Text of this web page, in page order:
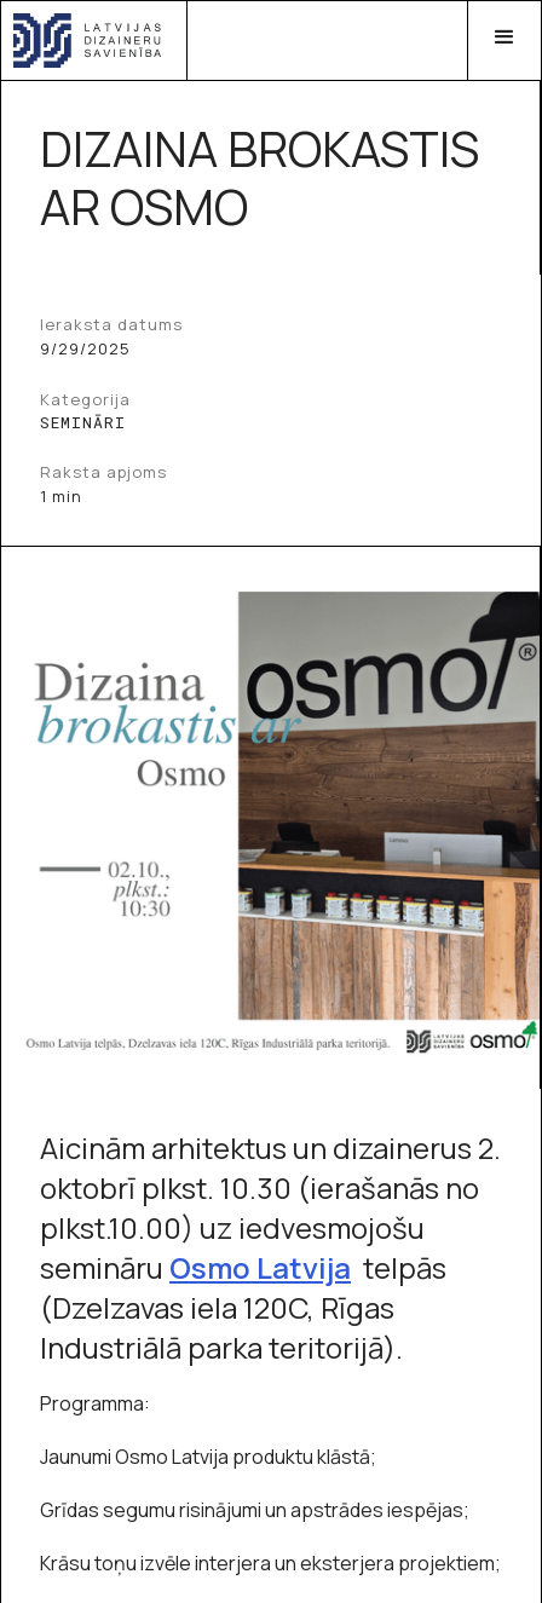
DIZAINA BROKASTIS
AR OSMO
Ieraksta datums
9/29/2025
Kategorija
SEMINĀRI
Raksta apjoms
1 min
Aicinām arhitektus un dizainerus 2.
oktobrī plkst. 10.30 (ierašanās no
plkst.10.00) uz iedvesmojošu
semināru Osmo Latvija telpās
(Dzelzavas iela 120C, Rīgas
Industriālā parka teritorijā).
Programma:
Jaunumi Osmo Latvija produktu klāstā;
Grīdas segumu risinājumi un apstrādes iespējas;
Krāsu toņu izvēle interjera un eksterjera projektiem;